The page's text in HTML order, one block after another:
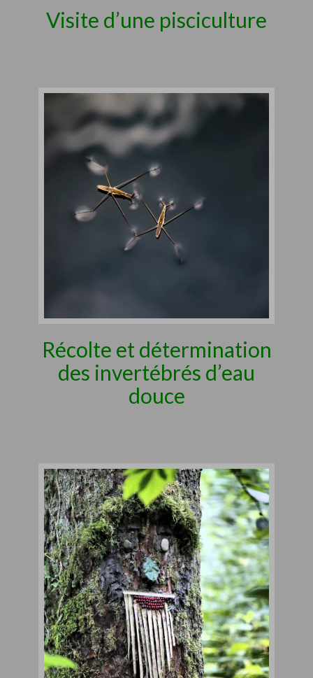
Visite d’une pisciculture
Récolte et détermination
des invertébrés d’eau
douce